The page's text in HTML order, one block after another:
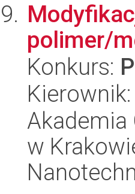
polimer/
Konkurs:
Akademia
w